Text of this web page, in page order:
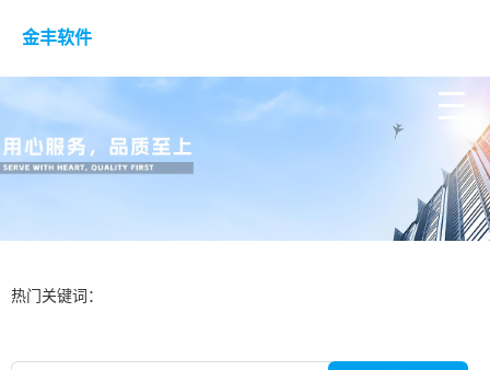
金丰软件
热门关键词：